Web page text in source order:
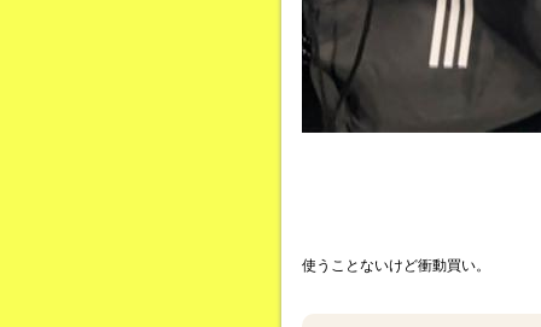
使うことないけど衝動買い。